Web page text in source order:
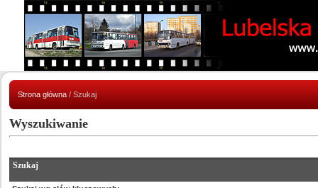
Strona główna / Szukaj
Wyszukiwanie
Szukaj